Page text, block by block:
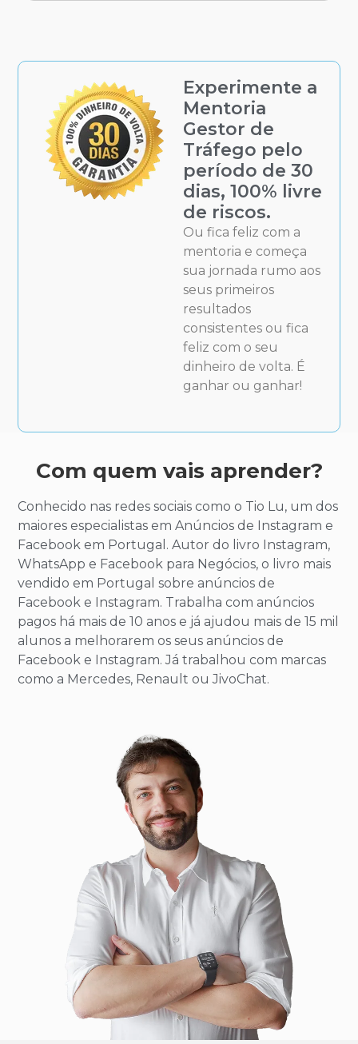
Experimente a
Mentoria
Gestor de
Tráfego pelo
período de 30
dias, 100% livre
de riscos.
Ou fica feliz com a
mentoria e começa
sua jornada rumo aos
seus primeiros
resultados
consistentes ou fica
feliz com o seu
dinheiro de volta. É
ganhar ou ganhar!
Com quem vais aprender?
Conhecido nas redes sociais como o Tio Lu, um dos
maiores especialistas em Anúncios de Instagram e
Facebook em Portugal. Autor do livro Instagram,
WhatsApp e Facebook para Negócios, o livro mais
vendido em Portugal sobre anúncios de
Facebook e Instagram. Trabalha com anúncios
pagos há mais de 10 anos e já ajudou mais de 15 mil
alunos a melhorarem os seus anúncios de
Facebook e Instagram. Já trabalhou com marcas
como a Mercedes, Renault ou JivoChat.